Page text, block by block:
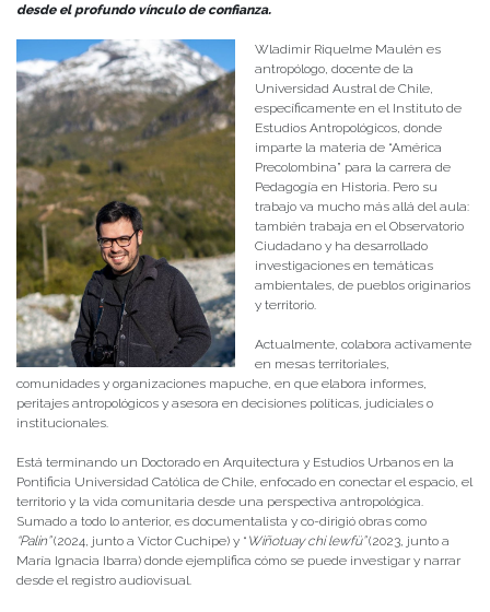
desde el profundo vínculo de confianza.
Wladimir Riquelme Maulén es
antropólogo, docente de la
Universidad Austral de Chile,
específicamente en el Instituto de
Estudios Antropológicos, donde
imparte la materia de “América
Precolombina” para la carrera de
Pedagogía en Historia. Pero su
trabajo va mucho más allá del aula:
también trabaja en el Observatorio
Ciudadano y ha desarrollado
investigaciones en temáticas
ambientales, de pueblos originarios
y territorio.
Actualmente, colabora activamente
en mesas territoriales,
comunidades y organizaciones mapuche, en que elabora informes,
peritajes antropológicos y asesora en decisiones políticas, judiciales o
institucionales.
Está terminando un Doctorado en Arquitectura y Estudios Urbanos en la
Pontificia Universidad Católica de Chile, enfocado en conectar el espacio, el
territorio y la vida comunitaria desde una perspectiva antropológica.
Sumado a todo lo anterior, es documentalista y co-dirigió obras como
“Palin”(2024, junto a Víctor Cuchipe) y “ Wiñotuay chi lewfü”(2023, junto a
María Ignacia Ibarra) donde ejemplifica cómo se puede investigar y narrar
desde el registro audiovisual.